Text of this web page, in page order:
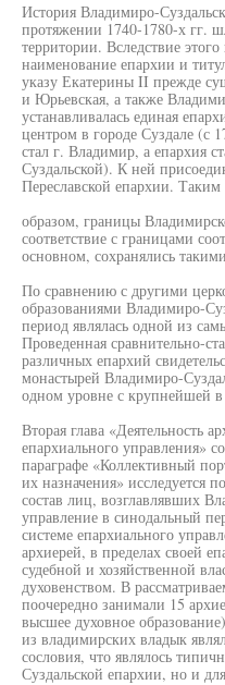
История Владимиро-
протяжении 1740-1780-х гг.
территории. Вследствие
наименование епархии и
указу Екатерины II прежде
и Юрьевская, а также
устанавливалась единая
центром в городе Суздале (с
стал г. Владимир, а епархия
Суздальской). К ней
Переславской епархии. Таким
образом, границы
соответствие с границами
основном, сохранялись
По сравнению с другими
образованиями Владимиро-
период являлась одной из
Проведенная сравнительно-
различных епархий
монастырей Владимиро-
одном уровне с крупнейшей
Вторая глава «Деятельность
епархиального управления»
параграфе «Коллективный
их назначения» исследуется
состав лиц, возглавлявших
управление в синодальный
системе епархиального
архиерей, в пределах своей
судебной и хозяйственной
духовенством. В
поочередно занимали 15
высшее духовное
из владимирских владык
сословия, что являлось
Суздальской епархии, но и